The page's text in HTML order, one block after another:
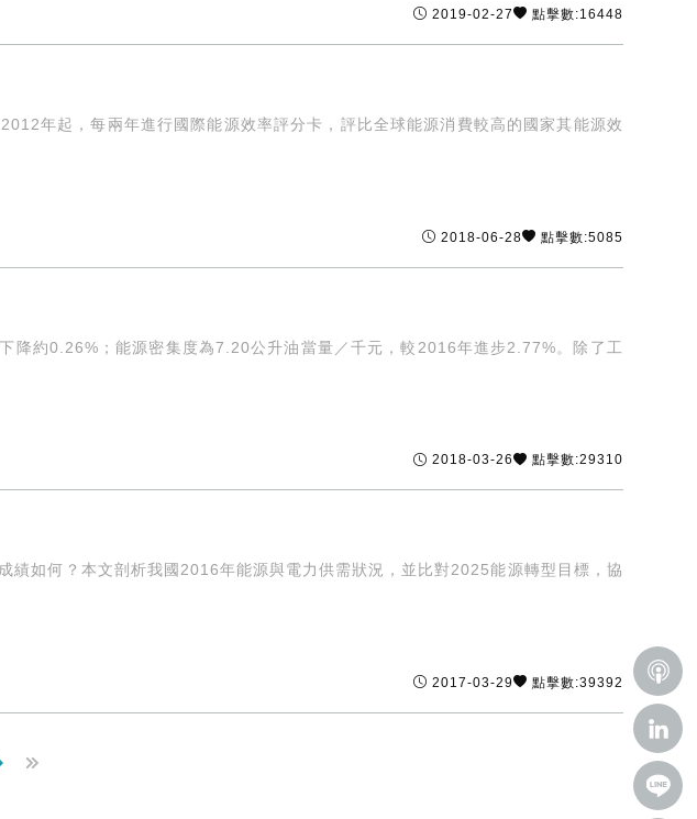
2019-02-27 點擊數:16448
年起，每兩年進行國際能源效率評分卡，評比全球能源消費較高的國家其能源效
2018-06-28 點擊數:5085
降約0.26%；能源密集度為7.20公升油當量／千元，較2016年進步2.77%。除了工
2018-03-26 點擊數:29310
績如何？本文剖析我國2016年能源與電力供需狀況，並比對2025能源轉型目標，協
2017-03-29 點擊數:39392